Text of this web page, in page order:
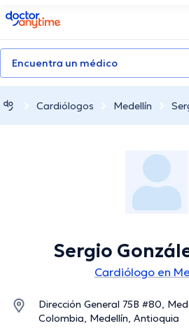
doctoranytime
Encuentra un médico
Cardiólogos Medellín
Sergio
Cardiólogo en
Dirección General 75B #80,
Colombia, Medellín, Antioquia